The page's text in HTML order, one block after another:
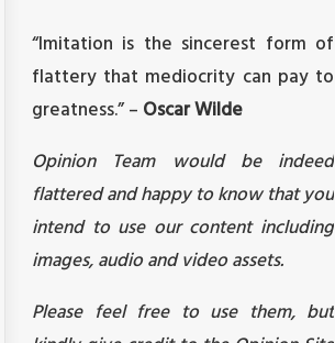
“Imitation is the sincerest form of
flattery that mediocrity can pay to
greatness.” – Oscar Wilde
Opinion Team would be indeed
flattered and happy to know that you
intend to use our content including
images, audio and video assets.
Please feel free to use them, but